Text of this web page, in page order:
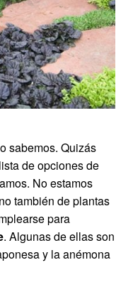
sabemos. Quizás
de opciones de
No estamos
también de plantas
para
. Algunas de ellas son
y la anémona